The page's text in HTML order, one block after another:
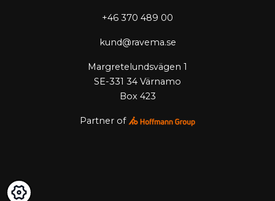
+46 370 489 00
kund@ravema.se
Margretelundsvägen 1
SE-331 34 Värnamo
Box 423
Partner of